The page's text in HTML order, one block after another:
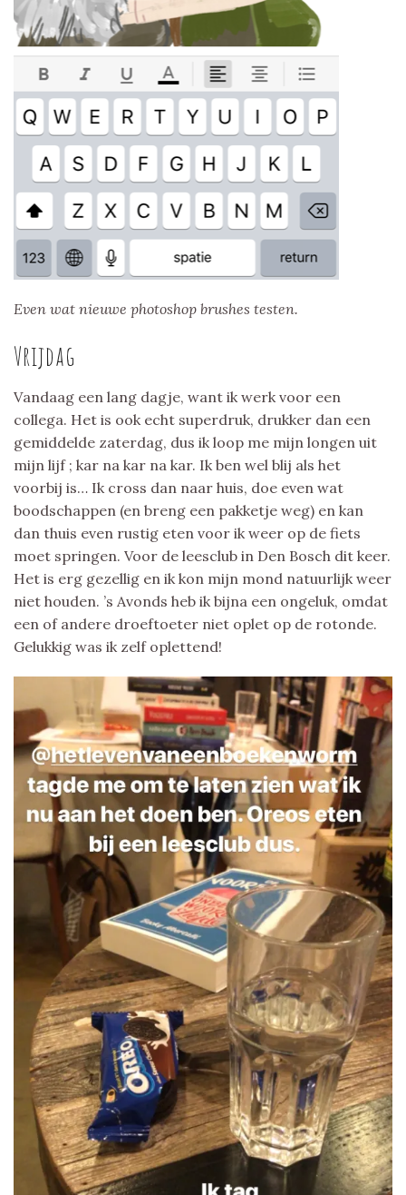
Even wat nieuwe photoshop brushes testen.
Vrijdag
Vandaag een lang dagje, want ik werk voor een
collega. Het is ook echt superdruk, drukker dan een
gemiddelde zaterdag, dus ik loop me mijn longen uit
mijn lijf ; kar na kar na kar. Ik ben wel blij als het
voorbij is… Ik cross dan naar huis, doe even wat
boodschappen (en breng een pakketje weg) en kan
dan thuis even rustig eten voor ik weer op de fiets
moet springen. Voor de leesclub in Den Bosch dit keer.
Het is erg gezellig en ik kon mijn mond natuurlijk weer
niet houden. ’s Avonds heb ik bijna een ongeluk, omdat
een of andere droeftoeter niet oplet op de rotonde.
Gelukkig was ik zelf oplettend!